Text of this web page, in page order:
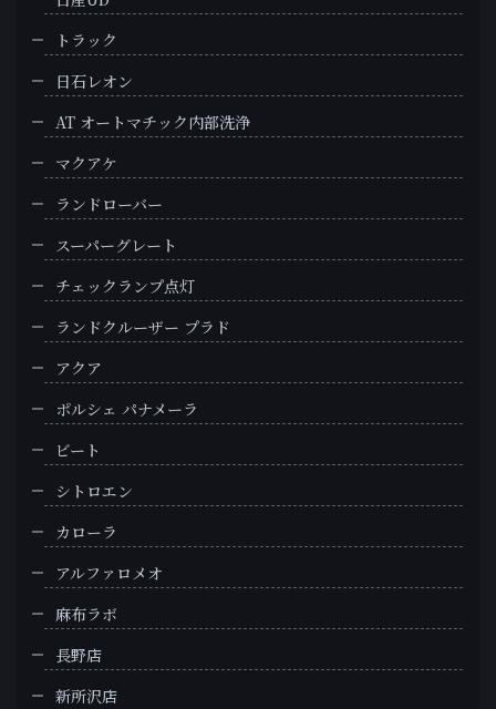
トラック
日石レオン
AT オートマチック内部洗浄
マクアケ
ランドローバー
スーパーグレート
チェックランプ点灯
ランドクルーザー プラド
アクア
ポルシェ パナメーラ
ビート
シトロエン
カローラ
アルファロメオ
麻布ラボ
長野店
新所沢店